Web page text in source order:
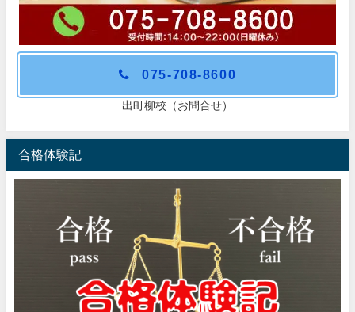
075-708-8600
出町柳校（お問合せ）
合格体験記